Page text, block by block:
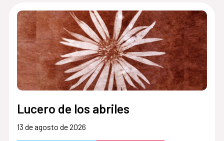
Lucero de los abriles
13 de agosto de 2026